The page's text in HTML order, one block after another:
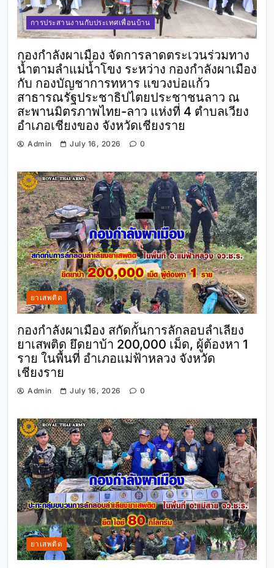
การประสานงานกับประเทศเพื่อนบ้าน
กองกำลังผาเมือง จัดการลาดตระเวนร่วมทาง
น้ำตามลำแม่น้ำโขง ระหว่าง กองกำลังผาเมือง
กับ กองบัญชาการทหาร แขวงบ่อแก้ว
สาธารณรัฐประชาธิปไตยประชาชนลาว ณ
สะพานมิตรภาพไทย-ลาว แห่งที่ 4 ตำบลเวียง
อำเภอเชียงของ จังหวัดเชียงราย
Admin July 16, 2026 0
ยาเสพติด
กองกำลังผาเมือง สกัดกั้นการลักลอบลำเลียง
ยาเสพติด ยึดยาบ้า 200,000 เม็ด, ผู้ต้องหา 1
ราย ในพื้นที่ อำเภอแม่ฟ้าหลวง จังหวัด
เชียงราย
Admin July 16, 2026 0
ยาเสพติด